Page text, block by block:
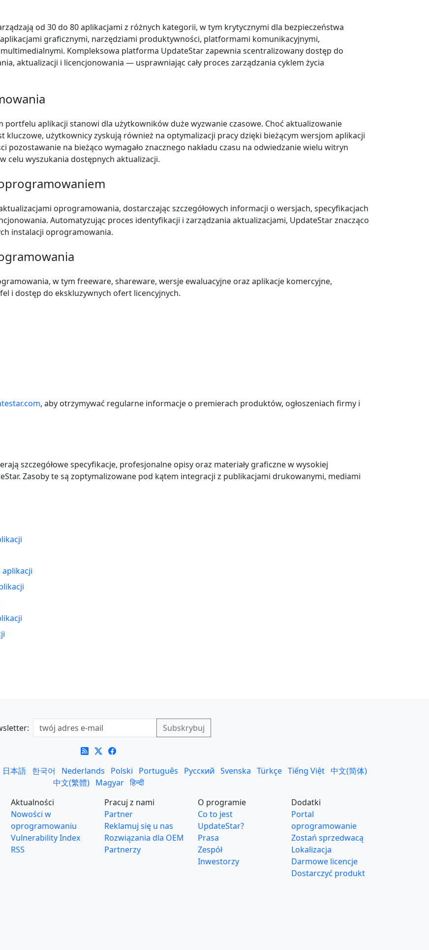
od 30 do 80 aplikacjami z różnych kategorii, w tym krytycznymi dla bezpieczeństwa
graficznymi, narzędziami produktywności, platformami komunikacyjnymi,
Kompleksowa platforma UpdateStar zapewnia scentralizowany dostęp do
aktualizacji i licencjonowania — usprawniając cały proces zarządzania cyklem życia
aplikacji stanowi dla użytkowników duże wyzwanie czasowe. Choć aktualizowanie
użytkownicy zyskują również na optymalizacji pracy dzięki bieżącym wersjom aplikacji
pozostawanie na bieżąco wymagało znacznego nakładu czasu na odwiedzanie wielu witryn
wyszukania dostępnych aktualizacji.
oprogramowania, dostarczając szczegółowych informacji o wersjach, specyfikacjach
Automatyzując proces identyfikacji i zarządzania aktualizacjami, UpdateStar znacząco
instalacji oprogramowania.
w tym freeware, shareware, wersje ewaluacyjne oraz aplikacje komercyjne,
i dostęp do ekskluzywnych ofert licencyjnych.
, aby otrzymywać regularne informacje o premierach produktów, ogłoszeniach firmy i
szczegółowe specyfikacje, profesjonalne opisy oraz materiały graficzne w wysokiej
Zasoby te są zoptymalizowane pod kątem integracji z publikacjami drukowanymi, mediami
日本語 한국어 Nederlands Polski Português Русский Svenska Türkçe Tiếng Việt 中文(简体)
中文(繁體)
Magyar हिन्दी
Aktualności
Nowości w
oprogramowaniu
Vulnerability Index
RSS
Pracuj z nami
Partner
Reklamuj się u nas
Rozwiązania dla OEM
Partnerzy
O programie
Co to jest
UpdateStar?
Prasa
Zespół
Inwestorzy
Dodatki
Portal
oprogramowanie
Zostań sprzedwacą
Lokalizacja
Darmowe licencje
Dostarczyć produkt